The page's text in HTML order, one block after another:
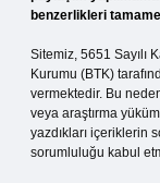
benzerlikleri
Sitemiz, 5651 Sayılı
Kurumu (BTK)
vermektedir. Bu
veya araştırma
yazdıkları içeriklerin
sorumluluğu kabul